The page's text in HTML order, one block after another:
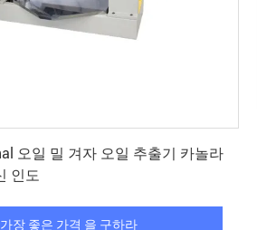
오일 밀 겨자 오일 추출기 카놀라
인도
가장 좋은 가격 을 구하라